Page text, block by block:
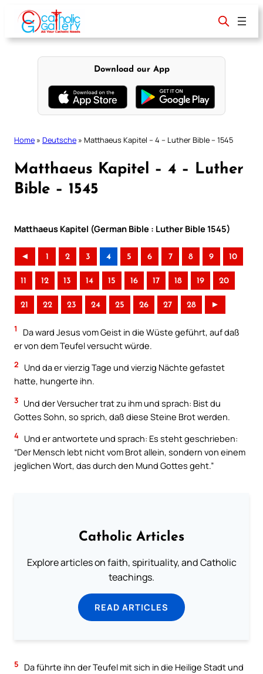
content
Download our App
Home » Deutsche » Matthaeus Kapitel – 4 – Luther Bible – 1545
Matthaeus Kapitel – 4 – Luther
Bible – 1545
Matthaeus Kapitel (German Bible : Luther Bible 1545)
◄ 1 2 3 4 5 6 7 8 9 10
11 12 13 14 15 16 17 18 19 20
21 22 23 24 25 26 27 28 ►
1
Da ward Jesus vom Geist in die Wüste geführt, auf daß
er von dem Teufel versucht würde.
2
Und da er vierzig Tage und vierzig Nächte gefastet
hatte, hungerte ihn.
3 Und der Versucher trat zu ihm und sprach: Bist du
Gottes Sohn, so sprich, daß diese Steine Brot werden.
4 Und er antwortete und sprach: Es steht geschrieben:
“Der Mensch lebt nicht vom Brot allein, sondern von einem
jeglichen Wort, das durch den Mund Gottes geht.”
Catholic Articles
Explore articles on faith, spirituality, and Catholic
teachings.
READ ARTICLES
5
Da führte ihn der Teufel mit sich in die Heilige Stadt und